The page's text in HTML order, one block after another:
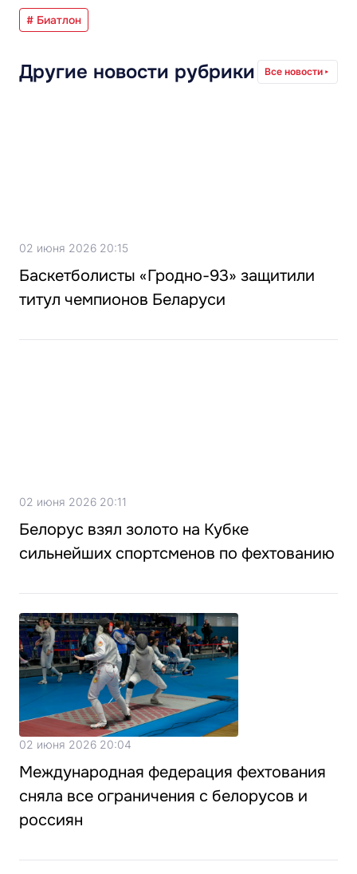
# Биатлон
Другие новости рубрики Все новости
02 июня 2026 20:15
Баскетболисты «Гродно-93» защитили
титул чемпионов Беларуси
02 июня 2026 20:11
Белорус взял золото на Кубке
сильнейших спортсменов по фехтованию
02 июня 2026 20:04
Международная федерация фехтования
сняла все ограничения с белорусов и
россиян